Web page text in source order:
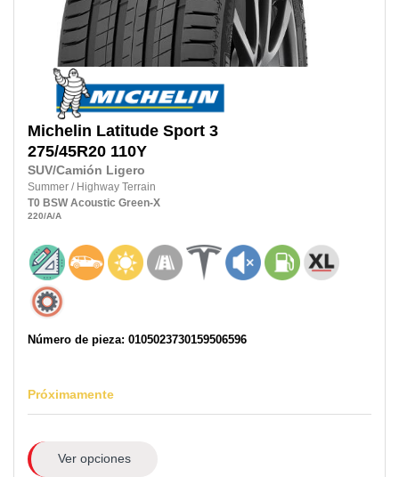
Michelin Latitude Sport 3
275/45R20 110Y
SUV/Camión Ligero
Summer / Highway Terrain
T0 BSW Acoustic Green-X
220/A/A
Número de pieza: 0105023730159506596
Próximamente
Ver opciones